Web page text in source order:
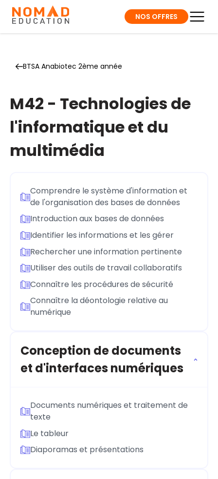
NOS OFFRES
BTSA Anabiotec 2ème année
M42 - Technologies de
l'informatique et du
multimédia
Comprendre le système d'information et
de l'organisation des bases de données
Introduction aux bases de données
Identifier les informations et les gérer
Rechercher une information pertinente
Utiliser des outils de travail collaboratifs
Connaître les procédures de sécurité
Connaître la déontologie relative au
numérique
Conception de documents
et d'interfaces numériques
Documents numériques et traitement de
texte
Le tableur
Diaporamas et présentations